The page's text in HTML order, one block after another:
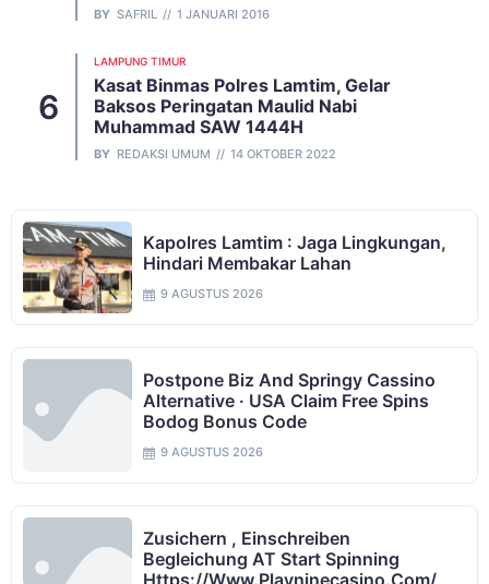
BY SAFRIL 1 JANUARI 2016
LAMPUNG TIMUR
Kasat Binmas Polres Lamtim, Gelar
Baksos Peringatan Maulid Nabi
Muhammad SAW 1444H
BY REDAKSI UMUM 14 OKTOBER 2022
Kapolres Lamtim : Jaga Lingkungan,
Hindari Membakar Lahan
9 AGUSTUS 2026
Postpone Biz And Springy Cassino
Alternative · USA Claim Free Spins
Bodog Bonus Code
9 AGUSTUS 2026
Zusichern , Einschreiben
Begleichung AT Start Spinning